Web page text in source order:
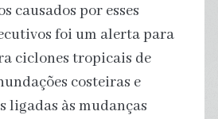
causados por esses
foi um alerta para
ciclones tropicais de
costeiras e
ligadas às mudanças